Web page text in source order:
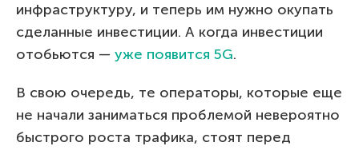
инфраструктуру, и теперь им нужно окупать
сделанные инвестиции. А когда инвестиции
отобьются — уже появится 5G.
В свою очередь, те операторы, которые еще
не начали заниматься проблемой невероятно
быстрого роста трафика, стоят перед